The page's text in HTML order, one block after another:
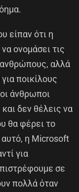
είπαν ότι η
ονομάσει τις
αλλά
ποικίλους
άνθρωποι
δεν θέλεις να
θα φέρει το
αυτό, η Microsoft
για
σε
πολλά όταν